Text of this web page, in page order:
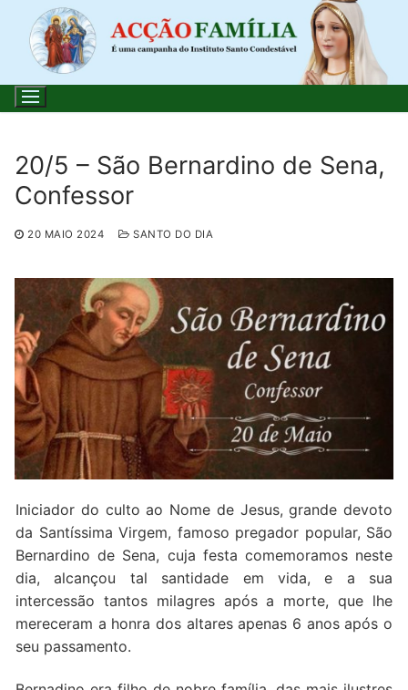
para
conteúdo
Pesquisar
por:
Loja
Blog
Santo do Dia
Quem somos nós
20/5 – São Bernardino de Sena,
Confessor
20 MAIO 2024 SANTO DO DIA
Iniciador do culto ao Nome de Jesus, grande devoto
da Santíssima Virgem, famoso pregador popular, São
Bernardino de Sena, cuja festa comemoramos neste
dia, alcançou tal santidade em vida, e a sua
intercessão tantos milagres após a morte, que lhe
mereceram a honra dos altares apenas 6 anos após o
seu passamento.